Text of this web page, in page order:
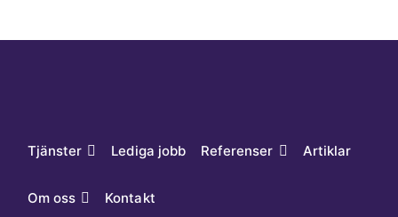
Tjänster Lediga jobb Referenser Artiklar
Om oss Kontakt